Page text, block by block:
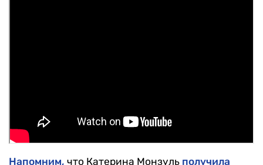
Напомним, что Катерина Монзуль получила